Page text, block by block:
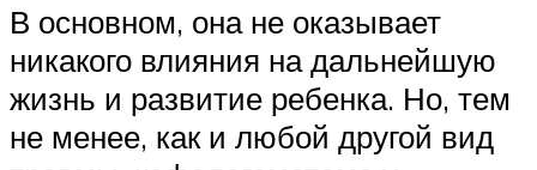
В основном, она не оказывает
никакого влияния на дальнейшую
жизнь и развитие ребенка. Но, тем
не менее, как и любой другой вид